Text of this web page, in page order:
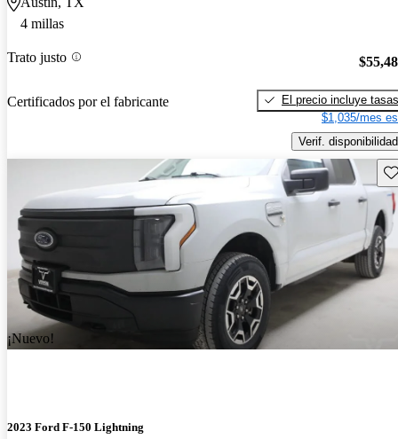
4 millas
Trato justo
Certificados por el fabricante
El precio incluye tasas
$1,035/mes
Verif. disponibilidad
¡Nuevo!
2023 Ford F-150 Lightning